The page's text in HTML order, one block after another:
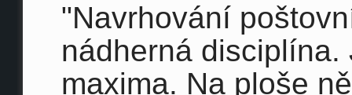
"Navrhování
nádherná
maxima. Na ploše